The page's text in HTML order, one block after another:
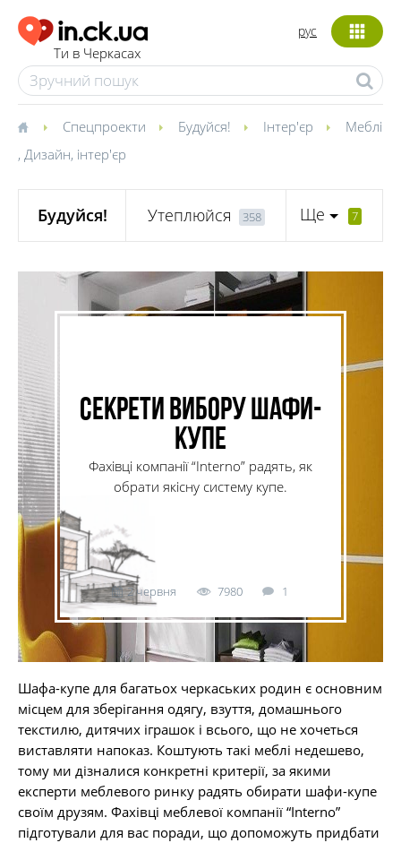
Ти в Черкасах
рус
Спецпроекти Будуйся! Інтер'єр
Меблі
, Дизайн, інтер'єр
Будуйся! Утеплюйся 358 Ще 7
Секрети вибору шафи-
купе
Фахівці компанії “Interno” радять, як
обрати якісну систему купе.
2 червня 7980 1
Шафа-купе для багатьох черкаських родин є основним
місцем для зберігання одягу, взуття, домашнього
текстилю, дитячих іграшок і всього, що не хочеться
виставляти напоказ. Коштують такі меблі недешево,
тому ми дізналися конкретні критерії, за якими
експерти меблевого ринку радять обирати шафи-купе
своїм друзям. Фахівці меблевої компанії “Interno”
підготували для вас поради, що допоможуть придбати